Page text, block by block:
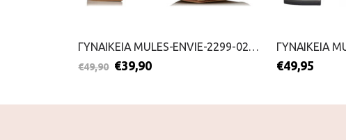
ΓΥΝΑΙΚΕΙΑ MULES-ENVIE-2299-0215-ΜΠΕΖ
€49,90 €39,90 €49,95